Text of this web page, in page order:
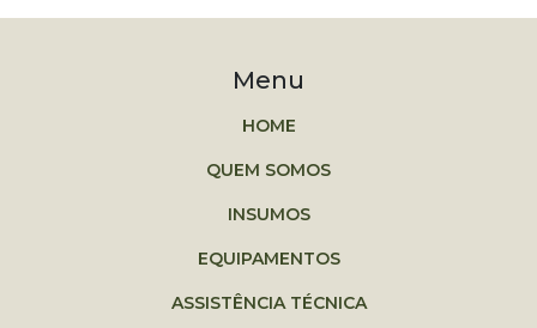
Menu
HOME
QUEM SOMOS
INSUMOS
EQUIPAMENTOS
ASSISTÊNCIA TÉCNICA